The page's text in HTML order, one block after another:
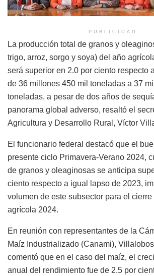
PUBLICIDAD
La producción total de granos y
trigo, arroz, sorgo y soya) del año
será superior en 2.0 por ciento respecto
de 36 millones 450 mil toneladas a 37
toneladas, a pesar de dos años de
panorama global adverso, resaltó el
Agricultura y Desarrollo Rural, Víctor
El funcionario federal destacó que el
presente ciclo Primavera-Verano 2024,
de granos y oleaginosas se anticipa
ciento respecto a igual lapso de 2023,
volumen de este subsector para el
agrícola 2024.
En reunión con representantes de la
Maíz Industrializado (Canami),
comentó que en el caso del maíz, el
anual del rendimiento fue de 2.5 por